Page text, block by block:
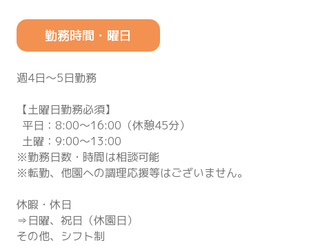
勤務時間・曜日
週4日～5日勤務
【土曜日勤務必須】
平日：8:00～16:00（休憩45分）
土曜：9:00～13:00
※勤務日数・時間は相談可能
※転勤、他園への調理応援等はございません。
休暇・休日
⇒日曜、祝日（休園日）
その他、シフト制